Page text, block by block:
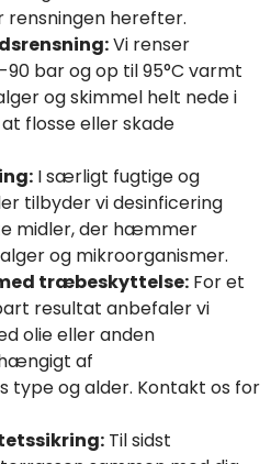
rensningen herefter.
Vi renser
bar og op til 95°C varmt
og skimmel helt nede i
flosse eller skade
I særligt fugtige og
tilbyder vi desinficering
midler, der hæmmer
og mikroorganismer.
træbeskyttelse: For et
resultat anbefaler vi
olie eller anden
af
type og alder. Kontakt os for
Til sidst